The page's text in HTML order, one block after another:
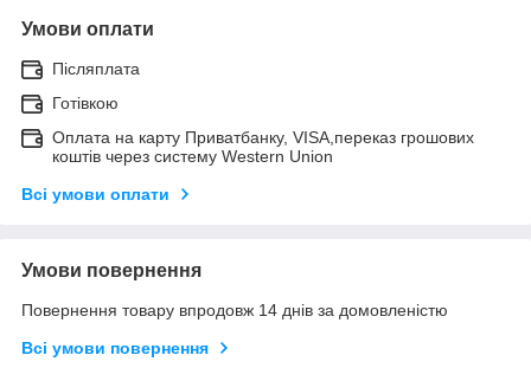
Умови оплати
Післяплата
Готівкою
Оплата на карту Приватбанку, VISA,переказ грошових
коштів через систему Western Union
Всі умови оплати
Умови повернення
Повернення товару впродовж 14 днів за домовленістю
Всі умови повернення